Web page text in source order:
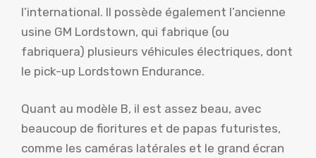
l’international. Il possède également l’ancienne
usine GM Lordstown, qui fabrique (ou
fabriquera) plusieurs véhicules électriques, dont
le pick-up Lordstown Endurance.
Quant au modèle B, il est assez beau, avec
beaucoup de fioritures et de papas futuristes,
comme les caméras latérales et le grand écran